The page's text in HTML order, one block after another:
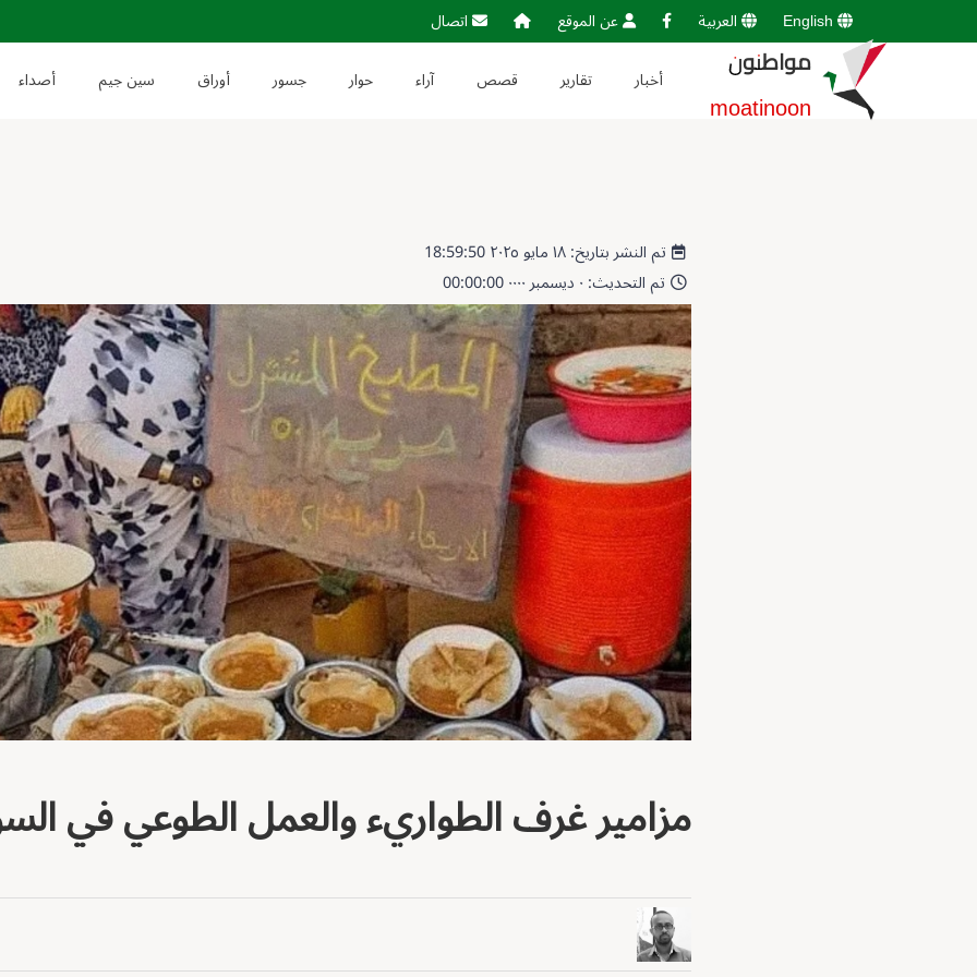
English العربية عن الموقع اتصال
مواطنون
moatinoon
أخبار تقارير قصص آراء حوار جسور أوراق سين جيم أصداء
تم النشر بتاريخ: ١٨ مايو ٢٠٢٥ 18:59:50
تم التحديث: ٠ ديسمبر ٠٠٠٠ 00:00:00
مزامير غرف الطواريء والعمل الطوعي في